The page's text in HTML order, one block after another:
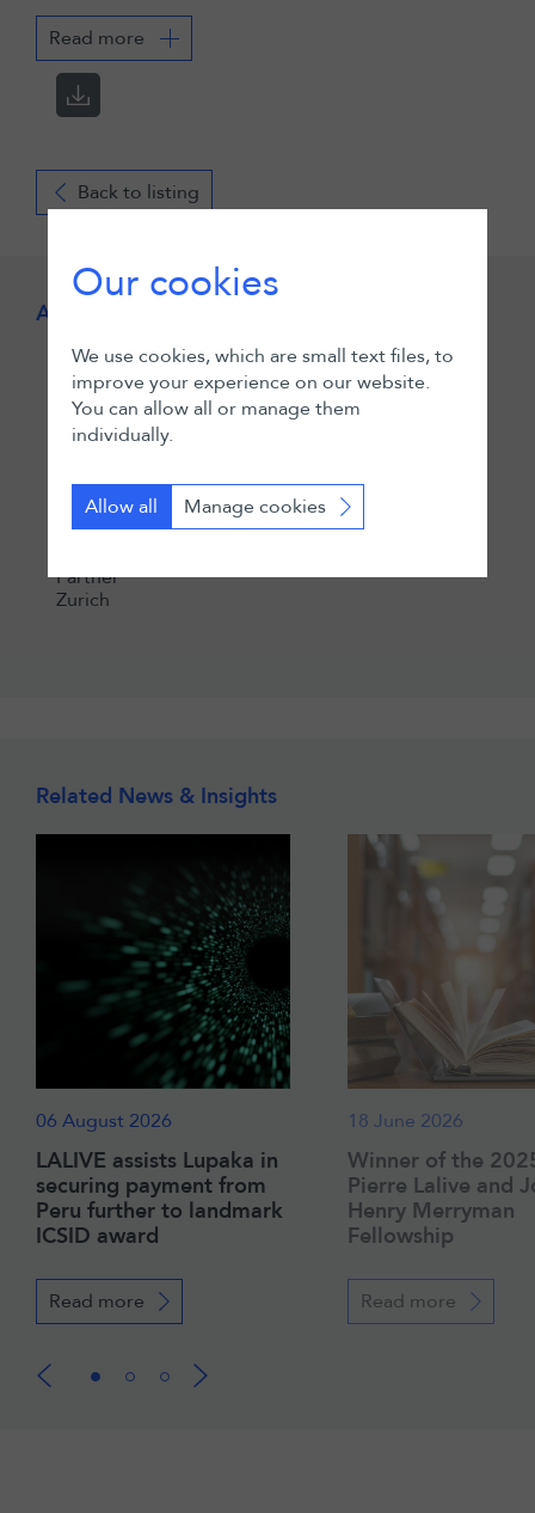
Read more
Back to listing
Author
Christian Exner
Partner
Zurich
Related News & Insights
06 August 2026
LALIVE assists Lupaka in
securing payment from
Peru further to landmark
ICSID award
Read more
18 June 2026
Winner of the
Pierre Lalive and
Henry Merryman
Fellowship
Read more
Our cookies
We use cookies, which are small text files, to
improve your experience on our website.
You can allow all or manage them
individually.
Allow all Manage cookies